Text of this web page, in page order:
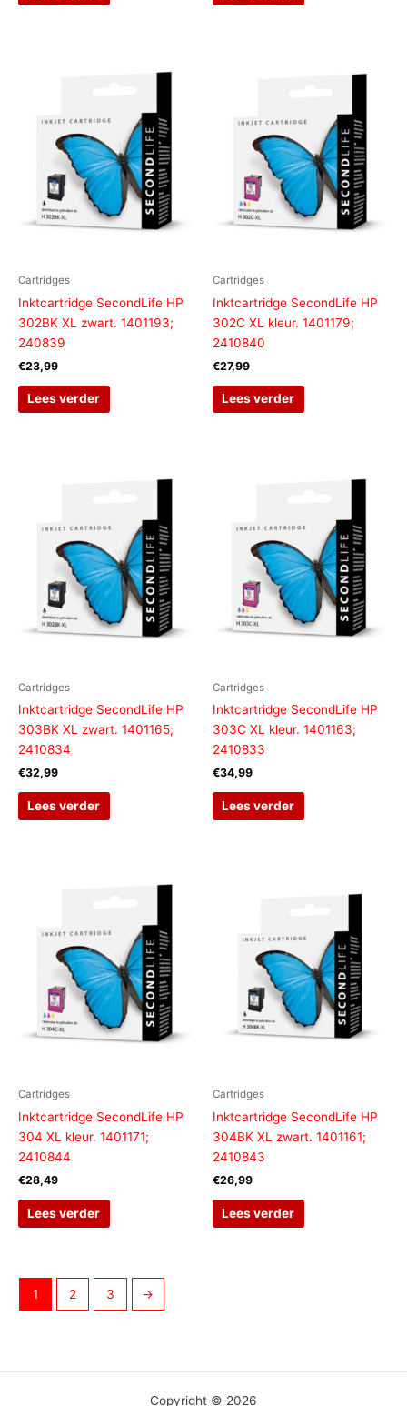
Cartridges
Inktcartridge SecondLife HP
302BK XL zwart. 1401193;
240839
€23,99
Lees verder
Cartridges
Inktcartridge SecondLife HP
302C XL kleur. 1401179;
2410840
€27,99
Lees verder
Cartridges
Inktcartridge SecondLife HP
303BK XL zwart. 1401165;
2410834
€32,99
Lees verder
Cartridges
Inktcartridge SecondLife HP
303C XL kleur. 1401163;
2410833
€34,99
Lees verder
Cartridges
Inktcartridge SecondLife HP
304 XL kleur. 1401171;
2410844
€28,49
Lees verder
Cartridges
Inktcartridge SecondLife HP
304BK XL zwart. 1401161;
2410843
€26,99
Lees verder
1 2 3 →
Copyright © 2026